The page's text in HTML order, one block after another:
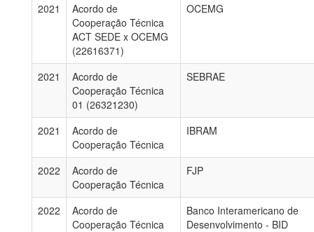
2021
Acordo de
Cooperação Técnica
ACT SEDE x OCEMG
(22616371)
OCEMG
2021
Acordo de
Cooperação Técnica
01 (26321230)
SEBRAE
2021
Acordo de
Cooperação Técnica
IBRAM
2022
Acordo de
Cooperação Técnica
FJP
2022
Acordo de
Cooperação Técnica
Banco Interamericano de
Desenvolvimento - BID